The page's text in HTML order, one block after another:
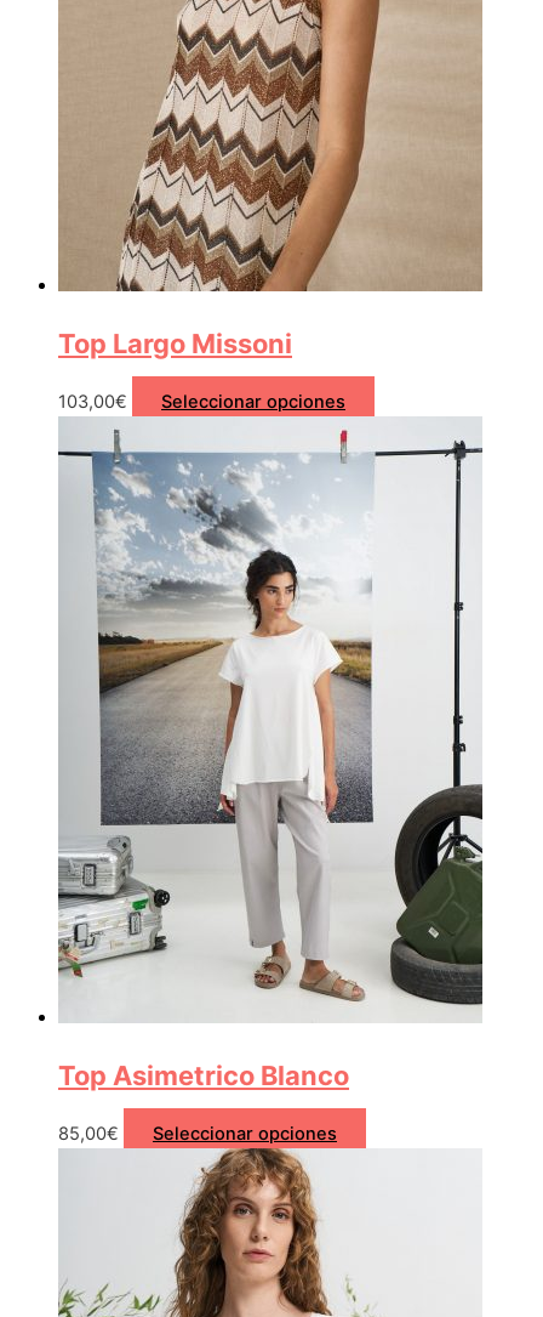
Top Largo Missoni
103,00€ Seleccionar opciones
Top Asimetrico Blanco
85,00€ Seleccionar opciones